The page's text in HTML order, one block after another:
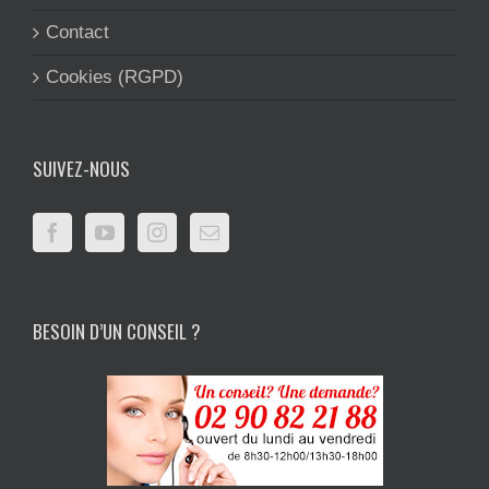
Contact
Cookies (RGPD)
SUIVEZ-NOUS
BESOIN D’UN CONSEIL ?